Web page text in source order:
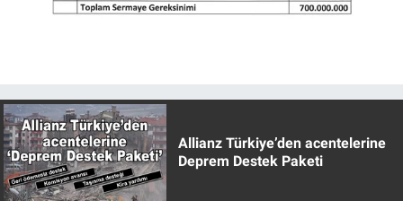
Allianz Türkiye’den acentelerine
Deprem Destek Paketi